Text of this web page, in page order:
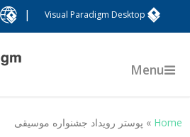
Visual Paradigm Desktop
Menu
Home
» پوستر رویداد جشنواره موسیقی